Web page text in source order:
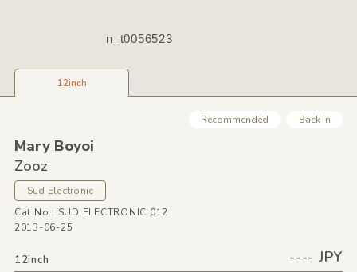
n_t0056523
12inch
Recommended Back In
Mary Boyoi
Zooz
Sud Electronic
Cat No.: SUD ELECTRONIC 012
2013-06-25
12inch ---- JPY